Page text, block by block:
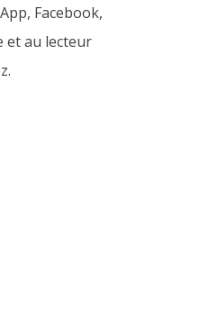
Facebook,
et au lecteur